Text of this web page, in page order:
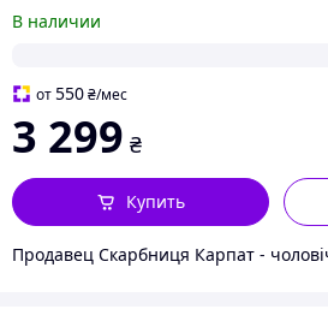
В наличии
от550 ₴/мес
3 299 ₴
Купить